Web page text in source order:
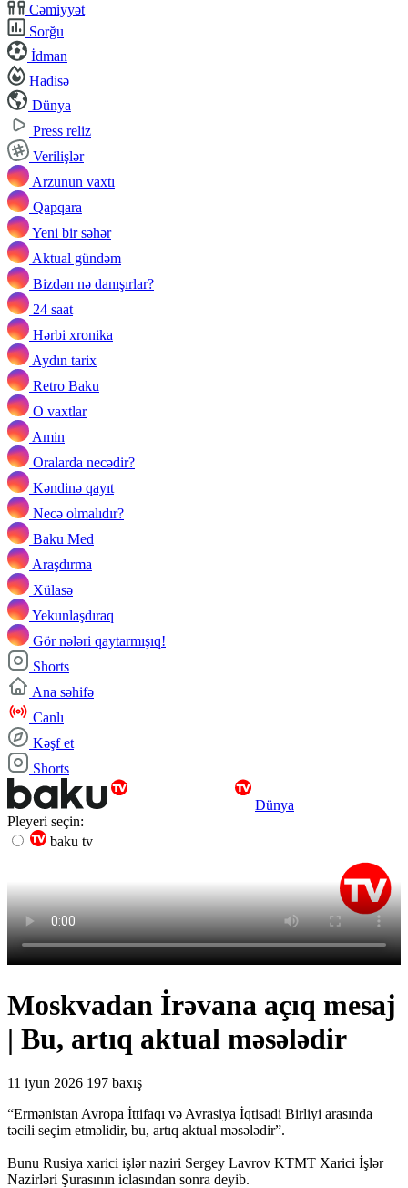
Cəmiyyət
Sorğu
İdman
Hadisə
Dünya
Press reliz
Verilişlər
Arzunun vaxtı
Qapqara
Yeni bir səhər
Aktual gündəm
Bizdən nə danışırlar?
24 saat
Hərbi xronika
Aydın tarix
Retro Baku
O vaxtlar
Amin
Oralarda necədir?
Kəndinə qayıt
Necə olmalıdır?
Baku Med
Araşdırma
Xülasə
Yekunlaşdıraq
Gör nələri qaytarmışıq!
Shorts
Ana səhifə
Canlı
Kəşf et
Shorts
Dünya
Pleyeri seçin:
baku tv
Moskvadan İrəvana açıq mesaj
| Bu, artıq aktual məsələdir
11 iyun 2026 197 baxış
“Ermənistan Avropa İttifaqı və Avrasiya İqtisadi Birliyi arasında
təcili seçim etməlidir, bu, artıq aktual məsələdir”.
Bunu Rusiya xarici işlər naziri Sergey Lavrov KTMT Xarici İşlər
Nazirləri Şurasının iclasından sonra deyib.